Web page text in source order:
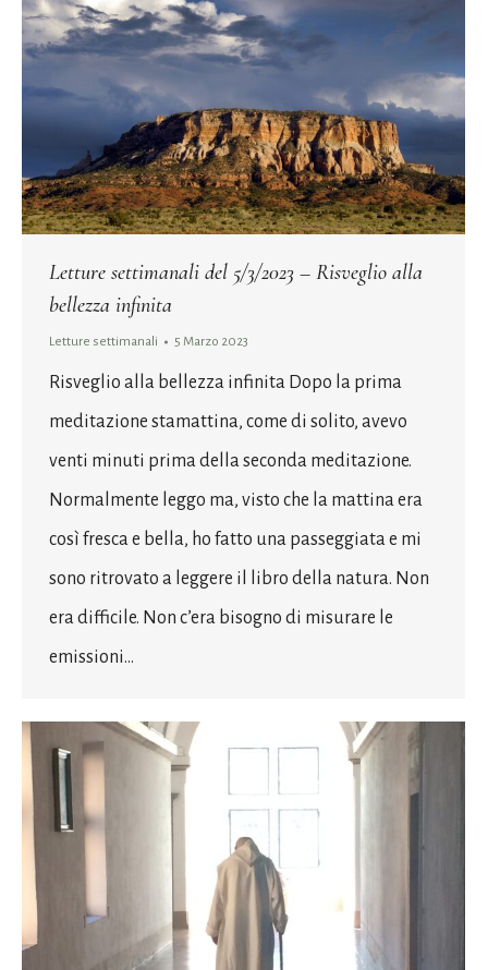
Letture settimanali del 5/3/2023 – Risveglio alla
bellezza infinita
Letture settimanali 5 Marzo 2023
Risveglio alla bellezza infinita Dopo la prima
meditazione stamattina, come di solito, avevo
venti minuti prima della seconda meditazione.
Normalmente leggo ma, visto che la mattina era
così fresca e bella, ho fatto una passeggiata e mi
sono ritrovato a leggere il libro della natura. Non
era difficile. Non c’era bisogno di misurare le
emissioni…